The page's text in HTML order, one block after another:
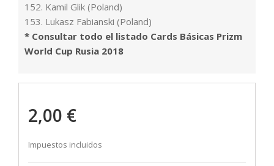
152. Kamil Glik (Poland)
153. Lukasz Fabianski (Poland)
* Consultar todo el listado Cards Básicas Prizm
World Cup Rusia 2018
2,00 €
Impuestos incluidos